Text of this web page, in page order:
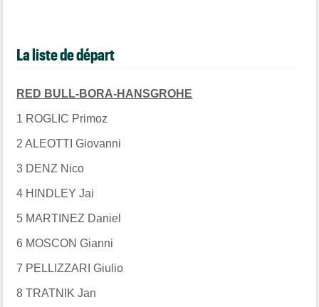
La liste de départ
RED BULL-BORA-HANSGROHE
1 ROGLIC Primoz
2 ALEOTTI Giovanni
3 DENZ Nico
4 HINDLEY Jai
5 MARTINEZ Daniel
6 MOSCON Gianni
7 PELLIZZARI Giulio
8 TRATNIK Jan